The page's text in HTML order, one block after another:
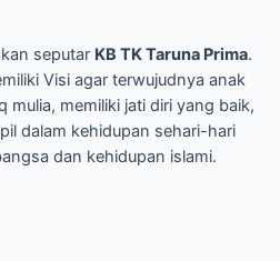
seputar KB TK Taruna Prima.
Visi agar terwujudnya anak
mulia, memiliki jati diri yang baik,
dalam kehidupan sehari-hari
dan kehidupan islami.